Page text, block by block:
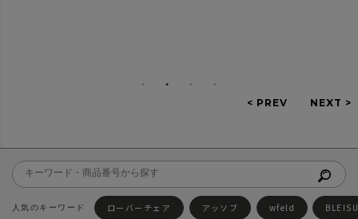
ローバーチェア アッソブ wfeld